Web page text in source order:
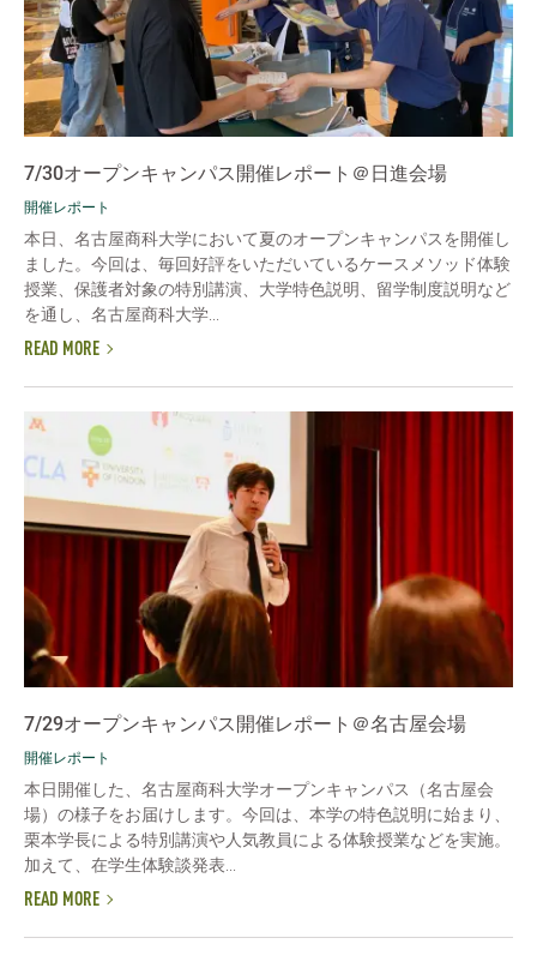
7/30オープンキャンパス開催レポート＠日進会場
開催レポート
本日、名古屋商科大学において夏のオープンキャンパスを開催し
ました。今回は、毎回好評をいただいているケースメソッド体験
授業、保護者対象の特別講演、大学特色説明、留学制度説明など
を通し、名古屋商科大学...
READ MORE
7/29オープンキャンパス開催レポート＠名古屋会場
開催レポート
本日開催した、名古屋商科大学オープンキャンパス（名古屋会
場）の様子をお届けします。今回は、本学の特色説明に始まり、
栗本学長による特別講演や人気教員による体験授業などを実施。
加えて、在学生体験談発表...
READ MORE